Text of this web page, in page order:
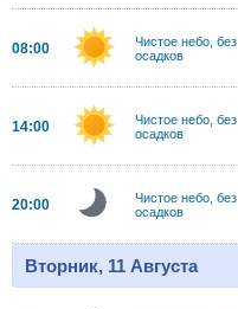
08:00
Чистое небо, без
осадков
14:00
Чистое небо, без
осадков
20:00
Чистое небо, без
осадков
Вторник, 11 Августа